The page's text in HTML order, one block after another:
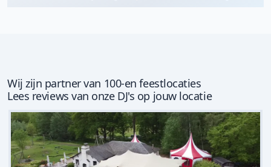
Wij zijn partner van 100-en feestlocaties
Lees reviews van onze DJ's op jouw locatie